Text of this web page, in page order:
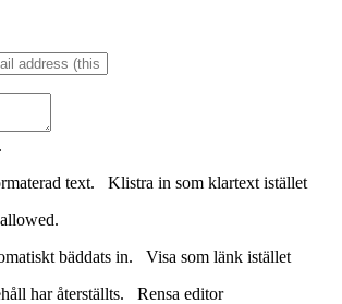
text. Klistra in som klartext istället
bäddats in. Visa som länk istället
har återställts. Rensa editor